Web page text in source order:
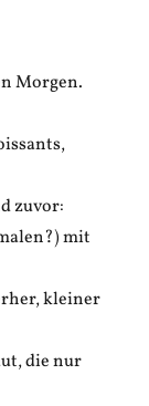
Morgen.
zuvor:
mit
kleiner
die nur